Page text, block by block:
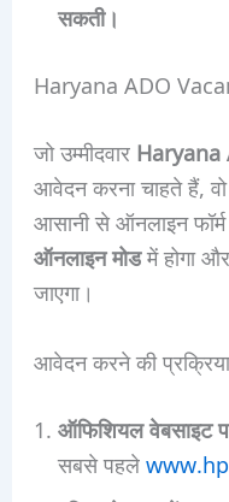
सकती।
Haryana ADO
जो उम्मीदवार Haryana
आवेदन करना चाहते हैं,
आसानी से ऑनलाइन
ऑनलाइन मोडमें होगा
जाएगा।
आवेदन करने की
ऑफिशियल वेबसाइट
सबसे पहले